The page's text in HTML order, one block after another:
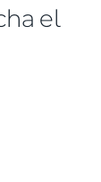
el